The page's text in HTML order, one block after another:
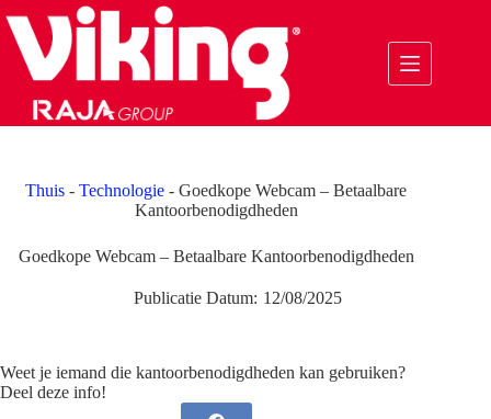
naar
inhoud
Thuis -Technologie -Goedkope Webcam – Betaalbare
Kantoorbenodigdheden
Goedkope Webcam – Betaalbare Kantoorbenodigdheden
Publicatie Datum: 12/08/2025
Weet je iemand die kantoorbenodigdheden kan gebruiken?
Deel deze info!